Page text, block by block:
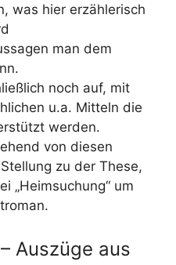
was hier erzählerisch
man dem
noch auf, mit
u.a. Mitteln die
werden.
von diesen
zu der These,
„Heimsuchung“ um
Auszüge aus